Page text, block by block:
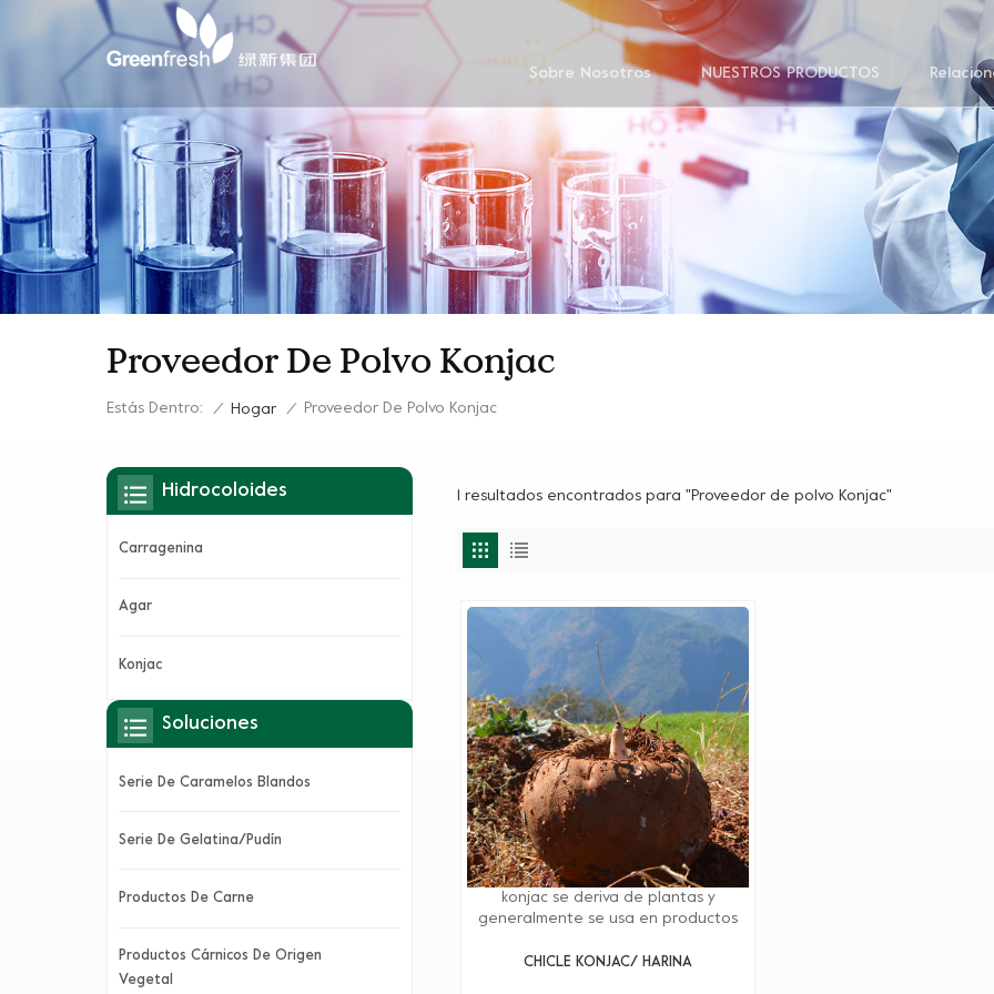
Sobre Nosotros NUESTROS PRODUCTOS
Proveedor De Polvo Konjac
Estás Dentro: / Hogar / Proveedor De Polvo Konjac
1 resultados encontrados para "Proveedor de polvo Konjac"
konjac se deriva de plantas y
generalmente se usa en productos
vegetarianos y de la carne,
CHICLE KONJAC/ HARINA
Hidrocoloides
Carragenina
Agar
Konjac
Soluciones
Serie De Caramelos Blandos
Serie De Gelatina/pudín
Productos De Carne
Productos Cárnicos De Origen
Vegetal